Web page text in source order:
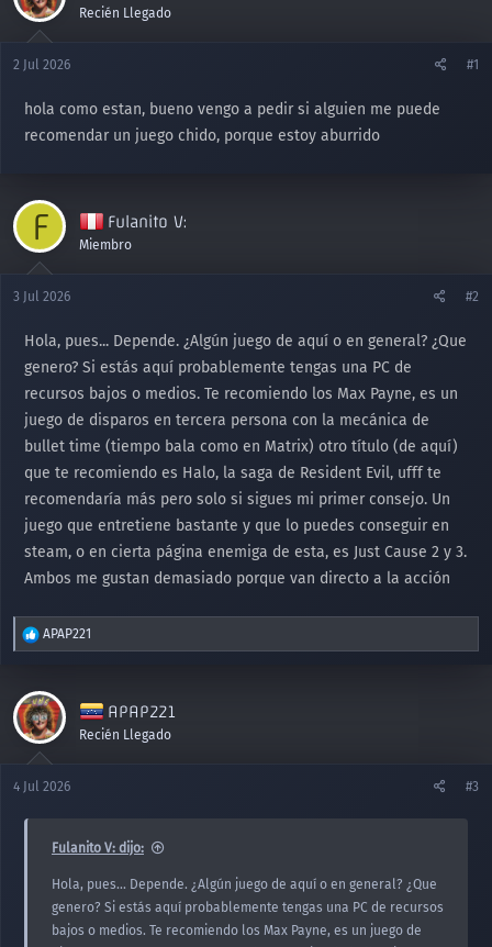
Recién Llegado
2 Jul 2026 #1
hola como estan, bueno vengo a pedir si alguien me puede
recomendar un juego chido, porque estoy aburrido
F Fulanito V:
Miembro
3 Jul 2026 #2
Hola, pues... Depende. ¿Algún juego de aquí o en general? ¿Que
genero? Si estás aquí probablemente tengas una PC de
recursos bajos o medios. Te recomiendo los Max Payne, es un
juego de disparos en tercera persona con la mecánica de
bullet time (tiempo bala como en Matrix) otro título (de aquí)
que te recomiendo es Halo, la saga de Resident Evil, ufff te
recomendaría más pero solo si sigues mi primer consejo. Un
juego que entretiene bastante y que lo puedes conseguir en
steam, o en cierta página enemiga de esta, es Just Cause 2 y 3.
Ambos me gustan demasiado porque van directo a la acción
R
e
c
c
i
o
e
APAP221
APAP221
Recién Llegado
4 Jul 2026 #3
Fulanito V: dijo:
Hola, pues... Depende. ¿Algún juego de aquí o en general? ¿Que
genero? Si estás aquí probablemente tengas una PC de recursos
bajos o medios. Te recomiendo los Max Payne, es un juego de